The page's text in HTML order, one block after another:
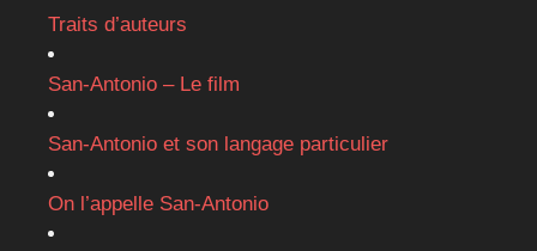
Traits d’auteurs
San-Antonio – Le film
San-Antonio et son langage particulier
On l’appelle San-Antonio